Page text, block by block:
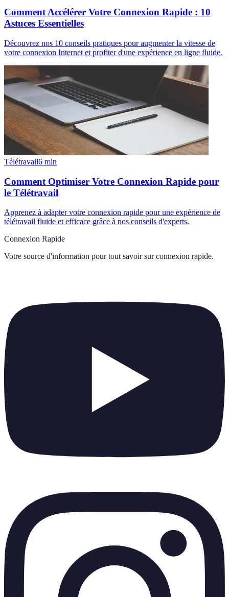
Comment Accélérer Votre Connexion Rapide : 10
Astuces Essentielles
Découvrez nos 10 conseils pratiques pour augmenter la vitesse de
votre connexion Internet et profiter d'une expérience en ligne fluide.
Télétravail6 min
Comment Optimiser Votre Connexion Rapide pour
le Télétravail
Apprenez à adapter votre connexion rapide pour une expérience de
télétravail fluide et efficace grâce à nos conseils d'experts.
Connexion Rapide
Votre source d'information pour tout savoir sur connexion rapide.